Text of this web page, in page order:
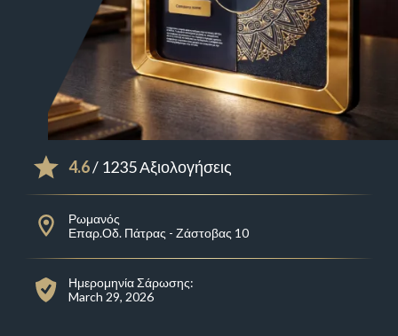
4.6/ 1235 Αξιολογήσεις
Ρωμανός
Επαρ.Οδ. Πάτρας - Ζάστοβας 10
Ημερομηνία Σάρωσης:
March 29, 2026